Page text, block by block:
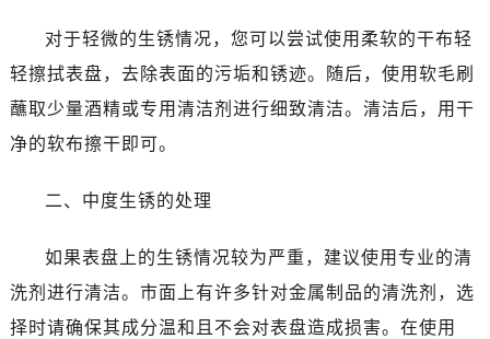
对于轻微的生锈情况，您可以尝试使用柔软的干布轻
轻擦拭表盘，去除表面的污垢和锈迹。随后，使用软毛刷
蘸取少量酒精或专用清洁剂进行细致清洁。清洁后，用干
净的软布擦干即可。
二、中度生锈的处理
如果表盘上的生锈情况较为严重，建议使用专业的清
洗剂进行清洁。市面上有许多针对金属制品的清洗剂，选
择时请确保其成分温和且不会对表盘造成损害。在使用